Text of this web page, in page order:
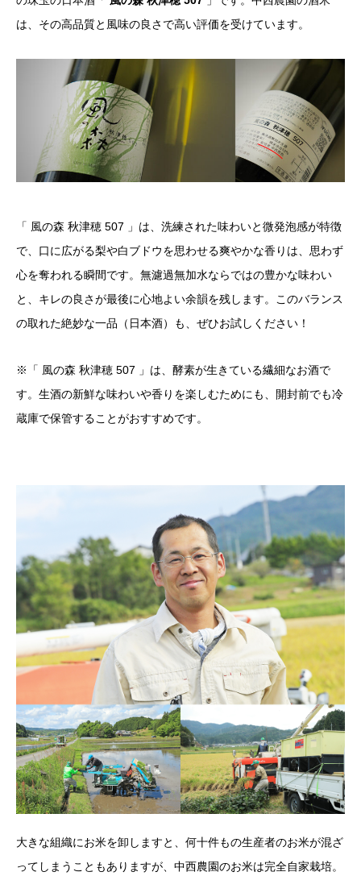
は、その高品質と風味の良さで高い評価を受けています。
「 風の森 秋津穂 507 」は、洗練された味わいと微発泡感が特徴
で、口に広がる梨や白ブドウを思わせる爽やかな香りは、思わず
心を奪われる瞬間です。無濾過無加水ならではの豊かな味わい
と、キレの良さが最後に心地よい余韻を残します。このバランス
の取れた絶妙な一品（日本酒）も、ぜひお試しください！
※「 風の森 秋津穂 507 」は、酵素が生きている繊細なお酒で
す。生酒の新鮮な味わいや香りを楽しむためにも、開封前でも冷
蔵庫で保管することがおすすめです。
大きな組織にお米を卸しますと、何十件もの生産者のお米が混ざ
ってしまうこともありますが、中西農園のお米は完全自家栽培。